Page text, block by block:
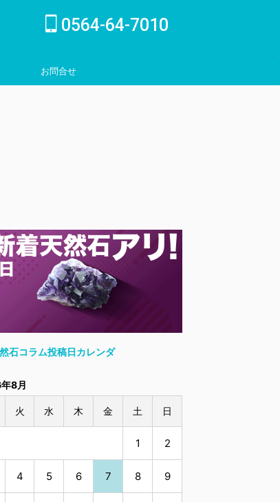
0564-64-7010
お問合せ
石コラム投稿日カレンダ
8月
火 水 木 金 土 日
1 2
4 5 6 7 8 9